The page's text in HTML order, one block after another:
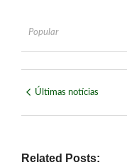
Popular
Últimas notícias
Related Posts: